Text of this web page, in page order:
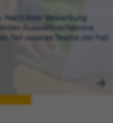
Nach Ihrer Bewerbung
Auswahlverfahrens
Teil unseres Teams der Fall